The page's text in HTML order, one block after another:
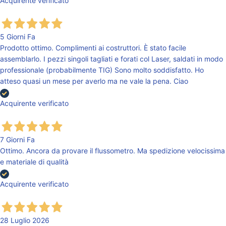
5 Giorni Fa
Prodotto ottimo. Complimenti ai costruttori. È stato facile
assemblarlo. I pezzi singoli tagliati e forati col Laser, saldati in modo
professionale (probabilmente TIG) Sono molto soddisfatto. Ho
atteso quasi un mese per averlo ma ne vale la pena. Ciao
Acquirente verificato
7 Giorni Fa
Ottimo. Ancora da provare il flussometro. Ma spedizione velocissima
e materiale di qualità
Acquirente verificato
28 Luglio 2026